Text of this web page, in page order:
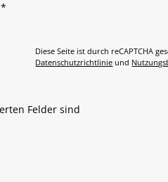
*
Diese Seite ist durch reCAPTCHA
Datenschutzrichtlinie und
Felder sind